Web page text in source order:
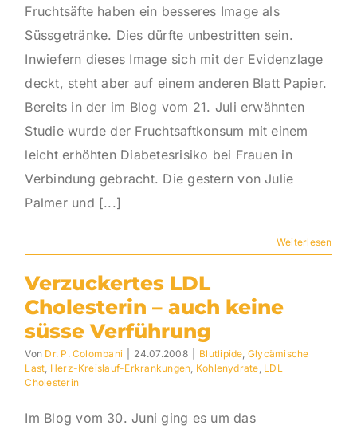
Fruchtsäfte haben ein besseres Image als
Süssgetränke. Dies dürfte unbestritten sein.
Inwiefern dieses Image sich mit der Evidenzlage
deckt, steht aber auf einem anderen Blatt Papier.
Bereits in der im Blog vom 21. Juli erwähnten
Studie wurde der Fruchtsaftkonsum mit einem
leicht erhöhten Diabetesrisiko bei Frauen in
Verbindung gebracht. Die gestern von Julie
Palmer und [...]
Weiterlesen
Verzuckertes LDL
Cholesterin – auch keine
süsse Verführung
Von Dr. P. Colombani 24.07.2008 Blutlipide, Glycämische
Last, Herz-Kreislauf-Erkrankungen, Kohlenydrate, LDL
Cholesterin
Im Blog vom 30. Juni ging es um das